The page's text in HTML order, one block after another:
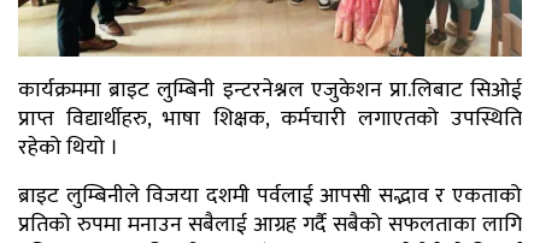
कार्यक्रममा ब्राइट लुम्बिनी इन्टरनेश्नल एजुकेशन प्रा.लिबाट सिओई
प्राप्त विद्यार्थीहरु, भाषा शिक्षक, कर्मचारी लगाएतको उपस्थिति
रहेको थियो ।
ब्राइट लुम्बिनीले विजया दशमी पर्वलाई आपसी सद्भाव र एकताको
प्रतिको रुपमा मनाउन सबैलाई आग्रह गर्दै सबैको सफलताका लागि